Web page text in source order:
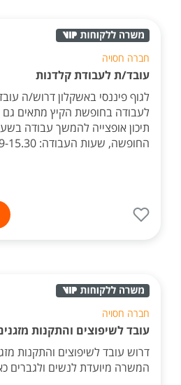
חברה חסויה
עובד/ת לעבודת קלדנות
לגוף פיננסי באשקלון דרוש/ה
לעבודה בחופשת הקיץ מתאים גם
תיכון אופצייה להמשך עבודה
החופשה, שעות העבודה: 9-15.30 ללא ימי שי...
חברה חסויה
עובד לשיפוצים והתקנות
דרוש עובד לשיפוצים והתקנות
המשרה מיועדת לנשים ולגברים